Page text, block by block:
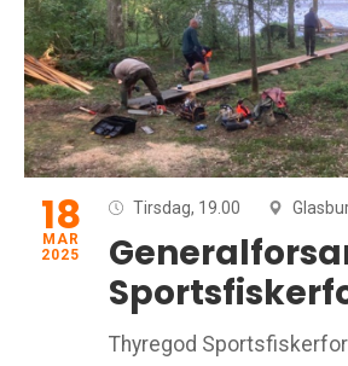
18
MAR
2025
Tirsdag, 19.00
Thyregod